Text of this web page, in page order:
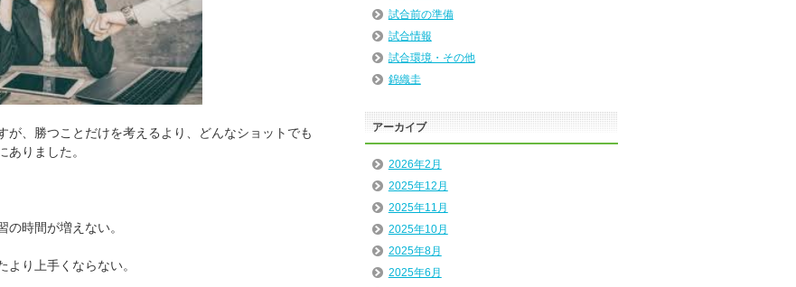
が、勝つことだけを考えるより、どんなショットでも
りました。
時間が増えない。
り上手くならない。
試合前の準備
試合情報
試合環境・その他
錦織圭
アーカイブ
2026年2月
2025年12月
2025年11月
2025年10月
2025年8月
2025年6月